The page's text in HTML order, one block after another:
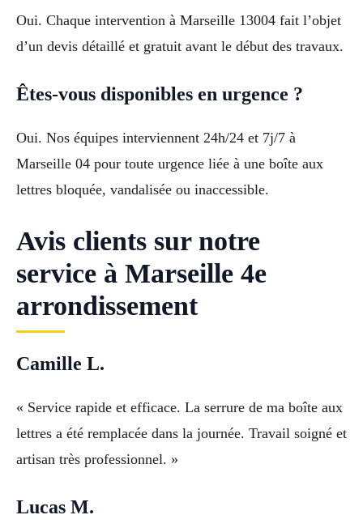
Oui. Chaque intervention à Marseille 13004 fait l’objet
d’un devis détaillé et gratuit avant le début des travaux.
Êtes-vous disponibles en urgence ?
Oui. Nos équipes interviennent 24h/24 et 7j/7 à
Marseille 04 pour toute urgence liée à une boîte aux
lettres bloquée, vandalisée ou inaccessible.
Avis clients sur notre
service à Marseille 4e
arrondissement
Camille L.
« Service rapide et efficace. La serrure de ma boîte aux
lettres a été remplacée dans la journée. Travail soigné et
artisan très professionnel. »
Lucas M.